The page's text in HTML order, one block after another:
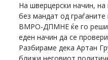
На шверцерски начин,
без мандат од
ВМРО-ДПМНЕ ќе го
еден начин да се
Разбираме дека Артан